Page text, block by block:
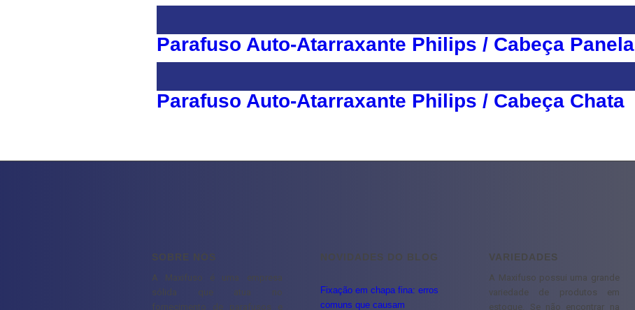
Parafuso Auto-Atarraxante Philips / Cabeça Panela
Parafuso Auto-Atarraxante Philips / Cabeça Chata
SOBRE NÓS
A Maxifuso é uma empresa
sólida que atua no
fornecimento de parafusos e
NOVIDADES DO BLOG
Fixação em chapa fina: erros
comuns que causam
VARIEDADES
A Maxifuso possui uma grande
variedade de produtos em
estoque. Se não encontrar na